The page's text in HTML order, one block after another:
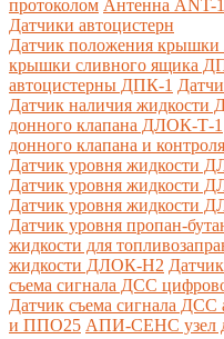
протоколом Антенна ANT-
Датчики автоцистерн
Датчик положения
крышки сливного ящика
автоцистерны ДПК-1
Датчик наличия
донного клапана ДЛОК-Т-1
донного клапана и
Датчик уровня жидкости
Датчик уровня жидкости
Датчик уровня жидкости
Датчик уровня пропан-
жидкости для
жидкости ДЛОК-Н2
съема сигнала ДСС
Датчик съема сигнала
и ППО25 АПИ-СЕНС узел